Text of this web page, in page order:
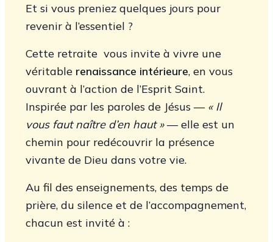
Et si vous preniez quelques jours pour
revenir à l’essentiel ?
Cette retraite vous invite à vivre une
véritable renaissance intérieure, en vous
ouvrant à l’action de l’Esprit Saint.
Inspirée par les paroles de Jésus — « Il
vous faut naître d’en haut »— elle est un
chemin pour redécouvrir la présence
vivante de Dieu dans votre vie.
Au fil des enseignements, des temps de
prière, du silence et de l’accompagnement,
chacun est invité à :